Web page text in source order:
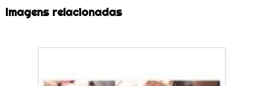
Imagens relacionadas